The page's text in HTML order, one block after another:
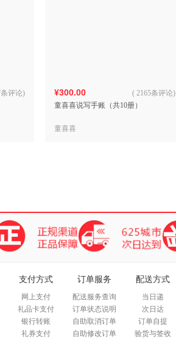
条评论) ¥300.00
童喜喜说写手账（共10册）
( 2165条评论)
童喜喜
支付方式
网上支付
礼品卡支付
银行转账
礼券支付
订单服务
配送服务查询
订单状态说明
自助取消订单
自助修改订单
配送方式
当日递
次日达
订单自提
验货与签收